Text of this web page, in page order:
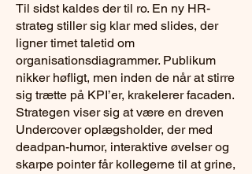
Til sidst kaldes der til ro. En ny HR-
strateg stiller sig klar med slides, der
ligner timet taletid om
organisationsdiagrammer. Publikum
nikker høfligt, men inden de når at stirre
sig trætte på KPI’er, krakelerer facaden.
Strategen viser sig at være en dreven
Undercover oplægsholder, der med
deadpan-humor, interaktive øvelser og
skarpe pointer får kollegerne til at grine,